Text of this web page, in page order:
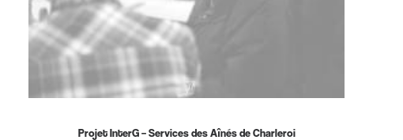
Projet InterG – Services des Aînés de Charleroi